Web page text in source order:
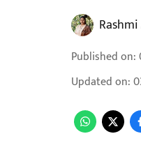
Published on:
Updated on: